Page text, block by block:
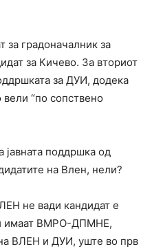
градоначалник за
за Кичево. За вториот
за ДУИ, додека
“по сопствено
поддршка од
на Влен, нели?
не вади кандидат е
имаат ВМРО-ДПМНЕ,
ВЛЕН и ДУИ, уште во прв